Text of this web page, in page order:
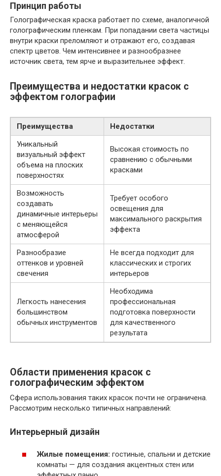
Принцип работы
Голографическая краска работает по схеме, аналогичной
голографическим пленкам. При попадании света частицы
внутри краски преломляют и отражают его, создавая
спектр цветов. Чем интенсивнее и разнообразнее
источник света, тем ярче и выразительнее эффект.
Преимущества и недостатки красок с
эффектом голографии
Преимущества
Недостатки
Уникальный
визуальный эффект
объема на плоских
поверхностях
Высокая стоимость по
сравнению с обычными
красками
Возможность
создавать
динамичные интерьеры
с меняющейся
атмосферой
Требует особого
освещения для
максимального раскрытия
эффекта
Разнообразие
оттенков и уровней
свечения
Не всегда подходит для
классических и строгих
интерьеров
Легкость нанесения
большинством
обычных инструментов
Необходима
профессиональная
подготовка поверхности
для качественного
результата
Области применения красок с
голографическим эффектом
Сфера использования таких красок почти не ограничена.
Рассмотрим несколько типичных направлений:
Интерьерный дизайн
Жилые помещения: гостиные, спальни и детские
комнаты — для создания акцентных стен или